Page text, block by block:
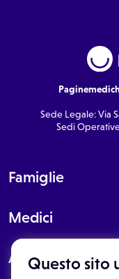
Questo sito
Sede Legale: Via
Sedi
Famiglie
Medici
About